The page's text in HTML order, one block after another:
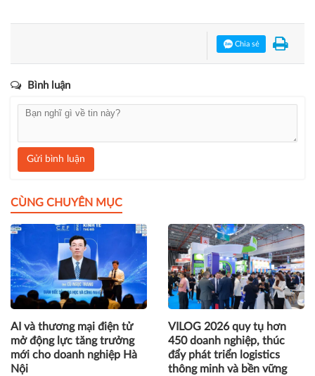
Chia sẻ
Bình luận
Gửi bình luận
CÙNG CHUYÊN MỤC
AI và thương mại điện tử
mở động lực tăng trưởng
mới cho doanh nghiệp Hà
Nội
VILOG 2026 quy tụ hơn
450 doanh nghiệp, thúc
đẩy phát triển logistics
thông minh và bền vững